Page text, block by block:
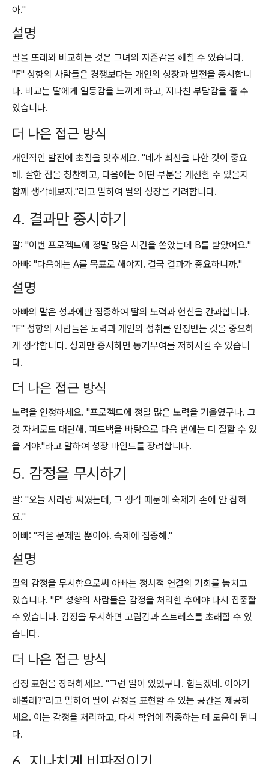
아."
설명
딸을 또래와 비교하는 것은 그녀의 자존감을 해칠 수 있습니다.
"F" 성향의 사람들은 경쟁보다는 개인의 성장과 발전을 중시합니
다. 비교는 딸에게 열등감을 느끼게 하고, 지나친 부담감을 줄 수
있습니다.
더 나은 접근 방식
개인적인 발전에 초점을 맞추세요. "네가 최선을 다한 것이 중요
해. 잘한 점을 칭찬하고, 다음에는 어떤 부분을 개선할 수 있을지
함께 생각해보자."라고 말하여 딸의 성장을 격려합니다.
4. 결과만 중시하기
딸: "이번 프로젝트에 정말 많은 시간을 쏟았는데 B를 받았어요."
아빠: "다음에는 A를 목표로 해야지. 결국 결과가 중요하니까."
설명
아빠의 말은 성과에만 집중하여 딸의 노력과 헌신을 간과합니다.
"F" 성향의 사람들은 노력과 개인의 성취를 인정받는 것을 중요하
게 생각합니다. 성과만 중시하면 동기부여를 저하시킬 수 있습니
다.
더 나은 접근 방식
노력을 인정하세요. "프로젝트에 정말 많은 노력을 기울였구나. 그
것 자체로도 대단해. 피드백을 바탕으로 다음 번에는 더 잘할 수 있
을 거야."라고 말하여 성장 마인드를 장려합니다.
5. 감정을 무시하기
딸: "오늘 사라랑 싸웠는데, 그 생각 때문에 숙제가 손에 안 잡혀
요."
아빠: "작은 문제일 뿐이야. 숙제에 집중해."
설명
딸의 감정을 무시함으로써 아빠는 정서적 연결의 기회를 놓치고
있습니다. "F" 성향의 사람들은 감정을 처리한 후에야 다시 집중할
수 있습니다. 감정을 무시하면 고립감과 스트레스를 초래할 수 있
습니다.
더 나은 접근 방식
감정 표현을 장려하세요. "그런 일이 있었구나. 힘들겠네. 이야기
해볼래?"라고 말하여 딸이 감정을 표현할 수 있는 공간을 제공하
세요. 이는 감정을 처리하고, 다시 학업에 집중하는 데 도움이 됩니
다.